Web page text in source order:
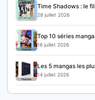
Time Shadows : le
28 juillet 2026
Top 10 séries
16 juillet 2026
Les 5 mangas les
14 juillet 2026